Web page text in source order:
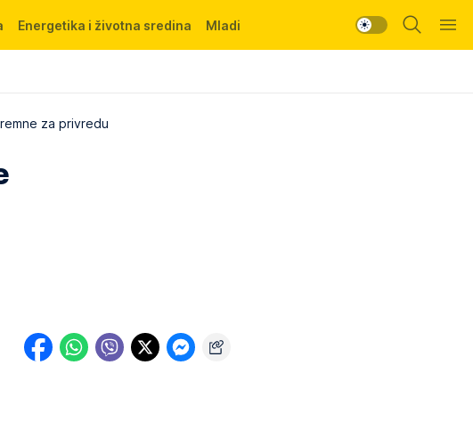
Energetika i životna sredina Mladi
za privredu